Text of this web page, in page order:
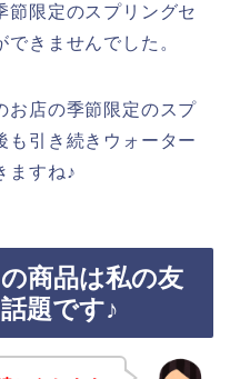
節限定のスプリングセ
きませんでした。
お店の季節限定のスプ
も引き続きウォーター
ますね♪
商品は私の友
題です♪